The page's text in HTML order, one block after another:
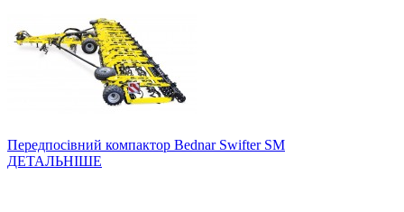
Передпосівний компактор Bednar Swifter SM
ДЕТАЛЬНІШЕ